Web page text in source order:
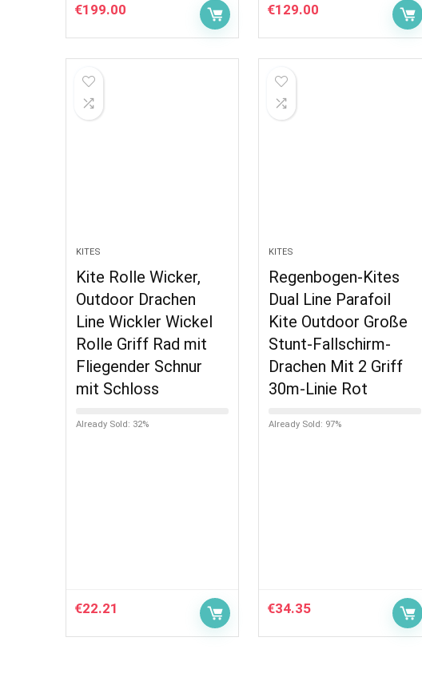
€199.00 €129.00
KITES
Kite Rolle Wicker,
Outdoor Drachen
Line Wickler Wickel
Rolle Griff Rad mit
Fliegender Schnur
mit Schloss
Already Sold: 32%
€22.21
KITES
Regenbogen-Kites
Dual Line Parafoil
Kite Outdoor Große
Stunt-Fallschirm-
Drachen Mit 2 Griff
30m-Linie Rot
Already Sold: 97%
€34.35